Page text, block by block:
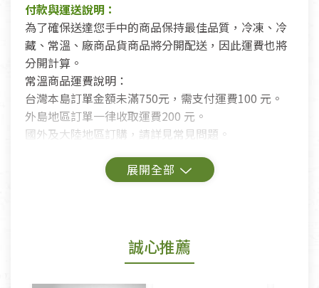
付款與運送說明：
為了確保送達您手中的商品保持最佳品質，冷凍、冷
藏、常溫、廠商品貨商品將分開配送，因此運費也將
分開計算。
常溫商品運費說明：
台灣本島訂單金額未滿750元，需支付運費100 元。
外島地區訂單一律收取運費200 元。
國外及大陸地區訂購，請詳見常見問題。
鑑賞期商品說明：
若您購買的商品有下列「不適用七天鑑賞期商品」情
形者，除商品瑕疵以外，恕不接受退換貨.
依消保法之規定提供該商品七天免費鑑賞期(含例假
誠心推薦